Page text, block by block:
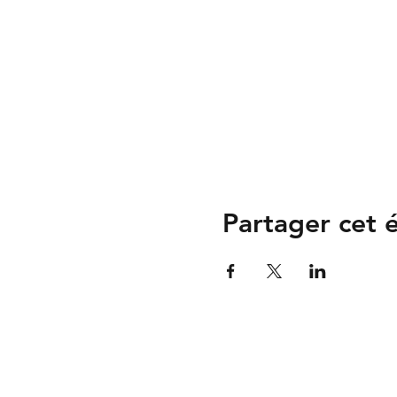
Partager cet